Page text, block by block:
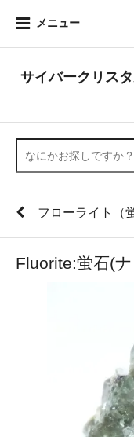
メニュー
サイバークリス
フローライト（
Fluorite:蛍石(ナ